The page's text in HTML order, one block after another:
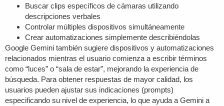
Buscar clips específicos de cámaras utilizando
descripciones verbales
Controlar múltiples dispositivos simultáneamente
Crear automatizaciones simplemente describiéndolas
Google Gemini también sugiere dispositivos y automatizaciones
relacionados mientras el usuario comienza a escribir términos
como “luces” o “sala de estar”, mejorando la experiencia de
búsqueda. Para obtener respuestas de mayor calidad, los
usuarios pueden ajustar sus indicaciones (prompts)
especificando su nivel de experiencia, lo que ayuda a Gemini a